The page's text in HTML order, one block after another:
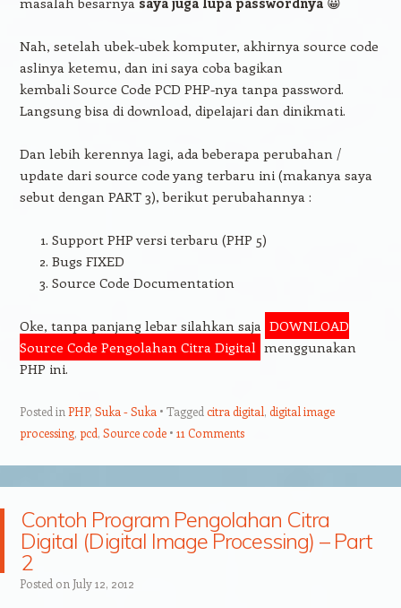
Nah, setelah ubek-ubek komputer, akhirnya source code
aslinya ketemu, dan ini saya coba bagikan
kembali Source Code PCD PHP-nya tanpa password.
Langsung bisa di download, dipelajari dan dinikmati.
Dan lebih kerennya lagi, ada beberapa perubahan /
update dari source code yang terbaru ini (makanya saya
sebut dengan PART 3), berikut perubahannya :
Support PHP versi terbaru (PHP 5)
Bugs FIXED
Source Code Documentation
Oke, tanpa panjang lebar silahkan saja DOWNLOAD
Source Code Pengolahan Citra Digital menggunakan
PHP ini.
Posted in PHP, Suka - Suka Tagged citra digital, digital image
processing, pcd, Source code 11 Comments
Contoh Program Pengolahan Citra
Digital (Digital Image Processing) – Part
2
Posted on July 12, 2012